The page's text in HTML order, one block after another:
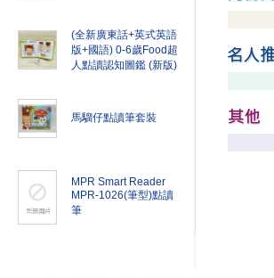
(全新廣東話+英式英語
版+國語) 0-6歲Food超
人點讀認知圖鑑 (新版)
馬騮仔點讀筆套裝
MPR Smart Reader
MPR-1026(筆型)點讀
筆